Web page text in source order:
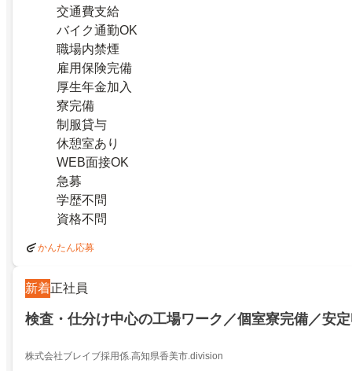
交通費支給
バイク通勤OK
職場内禁煙
雇用保険完備
厚生年金加入
寮完備
制服貸与
休憩室あり
WEB面接OK
急募
学歴不問
資格不問
かんたん応募
新着正社員
検査・仕分け中心の工場ワーク／個室寮完備／安
株式会社ブレイブ採用係.高知県香美市.division